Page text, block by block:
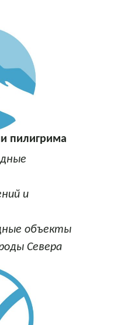
пилигрима
и
объекты
Севера